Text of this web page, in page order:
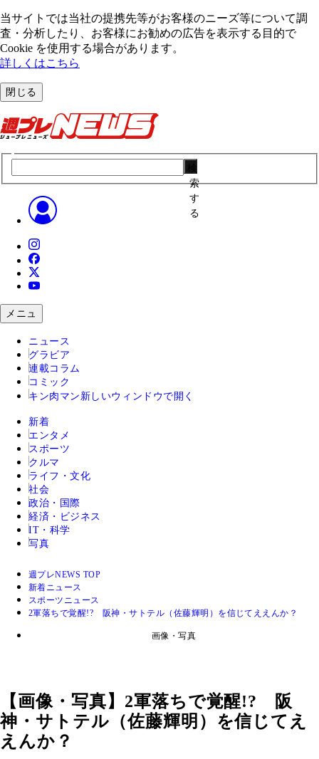
当サイトでは当社の提携先等がお客様のニーズ等について調
査・分析したり、お客様にお勧めの広告を表⽰する⽬的で
Cookie を使⽤する場合があります。
詳しくはこちら
閉じる
索
す
る
メニュ
ニュース
グラビア
連載コラム
コミック
キン肉マン 新しいウィンドウで開く
新着
エンタメ
スポーツ
クルマ
ライフ・文化
社会
政治・国際
経済・ビジネス
IT・科学
写真
週プレNEWS TOP
新着ニュース
スポーツニュース
2軍落ちで覚醒!? 阪神・サトテル（佐藤輝明）を信じてええんか？
画像・写真
【画像・写真】2軍落ちで覚醒!? 阪
神・サトテル（佐藤輝明）を信じてえ
えんか？